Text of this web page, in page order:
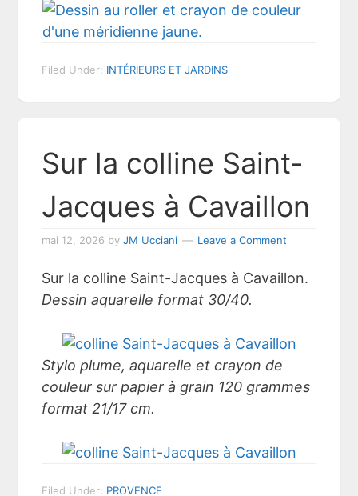
Filed Under: INTÉRIEURS ET JARDINS
Sur la colline Saint-
Jacques à Cavaillon
mai 12, 2026 byJM Ucciani Leave a Comment
Sur la colline Saint-Jacques à Cavaillon.
Dessin aquarelle format 30/40.
Stylo plume, aquarelle et crayon de
couleur sur papier à grain 120 grammes
format 21/17 cm.
Filed Under: PROVENCE